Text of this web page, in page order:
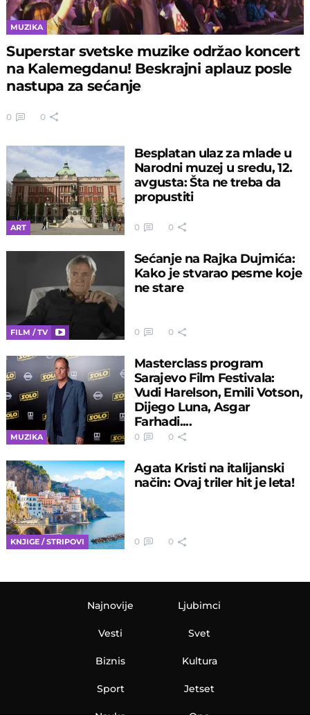
MUZIKA
Superstar svetske muzike održao koncert
na Kalemegdanu! Beskrajni aplauz posle
nastupa za sećanje
0 0
ART
Besplatan ulaz za mlade u
Narodni muzej u sredu, 12.
avgusta: Šta ne treba da
propustiti
0 0
FILM / TV
Sećanje na Rajka Dujmića:
Kako je stvarao pesme koje
ne stare
0 0
MUZIKA
Masterclass program
Sarajevo Film Festivala:
Vudi Harelson, Emili Votson,
Dijego Luna, Asgar
Farhadi....
0 0
KNJIGE / STRIPOVI
Agata Kristi na italijanski
način: Ovaj triler hit je leta!
0 0
Najnovije
Vesti
Biznis
Sport
Ljubimci
Svet
Kultura
Jetset